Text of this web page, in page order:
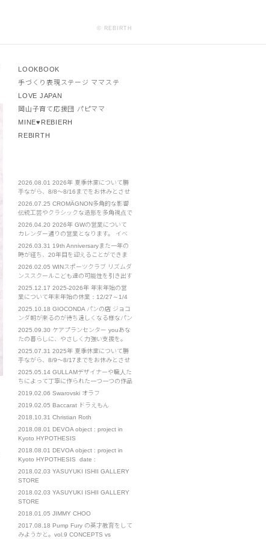
© REBIRTH
LOOKBOOK
手づくり表現ステージ ママステ
LOVE JAPAN
岡山子育て応援団 パピママ
MINE♥REBIERH
REBIRTH
2026.08.01 2026年 夏季休業について勝
手ながら、8/8～8/16までをお休みとさせ
ていただきます。 ご不便をおかけいたし
ますが、お許しください。
2026.07.25 CROMÄGNON多角的な影響
伝統工芸やクラシックな造形を多角視点で
見直し、新たな発見や体感を提案する。
2026.04.20 2026年 GWの営業について
カレンダー通りの営業となります。 イベ
ント部門は通常営業となります。 お急ぎ
の場合は担当の携帯電話へのご連絡をお願
2026.03.31 19th Anniversaryまた一年の
時が経ち、20年目を迎えることができま
した。 クライアント様をはじめ、皆様へ
の感謝を忘れず、日々精進してまいりま
す。
2026.02.05 WINスポーツクラブ リズムダ
ンススクールこども達の可能性を引き出す
お手伝い ウインスポーツクラブ・リズム
ダンススクールは2002年設立の実績ある
ーツを通してこどもたちが持っている能力
を最大限引き出し、自信と共に諦めない心
を･･･
2025.12.17 2025-2026年 年末年始の営
業について年末年始の休業：12/27～1/4
までをお休みとさせていただきます。 ご
不便をおかけいたします。 イベント部門
は、担当の携帯電話へのご連絡をお願いい
たします。
2025.10.18 GIOCONDA パンの店 ジョコ
ンダ朝が来るのが待ち遠しくなる様なパン
を作りたくて始めたお店です
2025.09.30 ケアプランセンター youあな
たの暮らしに、やさしく力強い支援を。
「you」とは、あなたの"ユウ" それは、そ
っと寄り添う友人のような「友」 確かな
ときにも支えになる、勇気の「勇」 人と
人、心と心をつなぐ、･･･
2025.07.31 2025年 夏季休業について勝
手ながら、8/9～8/17までをお休みとさせ
ていただきます。 また、8/21～23も出張
のため、対応までにお時間をいただく可能
ますが、お許しください。
2025.05.14 GULLAMデザイナーや職人た
ちによって丁寧に作られた一つ一つの作品
を我々は心を込めてお客様に届けたい。
crafted works, Created b･･･
2019.02.06 Swarovski オラフ
2019.02.05 Baccarat ドラえもん
2018.10.31 Christian Roth
2018.08.01 DEVOA object : project in
Kyoto HYPOTHESIS
2018.08.01 DEVOA object : project in
Kyoto HYPOTHESIS date :
1(wed)-26(sun) August. place : 271-1
Takoyakushi-cho Muromachi-
2018.02.03 YASUYUKI ISHII GALLERY
STORE
2018.02.03 YASUYUKI ISHII GALLERY
STORE
2018.01.05 JIMMY CHOO
2017.08.18 Pump Fury の英才教育をして
みようかと。vol.9 CONCEPTS vs